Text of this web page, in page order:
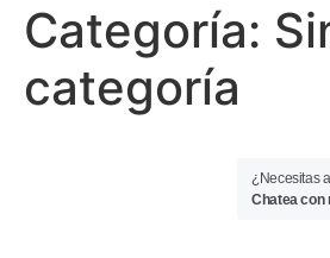
Categoría:
categoría
¿Necesitas
Chatea con